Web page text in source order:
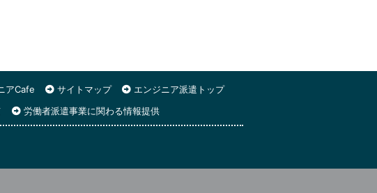
アCafe サイトマップ
エンジニア派遣トップ
労働者派遣事業に関わる情報提供